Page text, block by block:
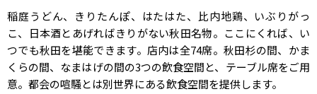
稲庭うどん、きりたんぽ、はたはた、比内地鶏、いぶりがっ
こ、日本酒とあげればきりがない秋田名物。ここにくれば、い
つでも秋田を堪能できます。店内は全74席。秋田杉の間、かま
くらの間、なまはげの間の3つの飲食空間と、テーブル席をご用
意。都会の喧騒とは別世界にある飲食空間を提供します。